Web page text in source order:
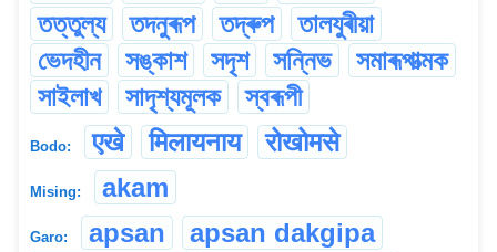
তত্তুল্য
তদনুৰূপ তদ্ৰুপ
তালযুৰীয়া
ভেদহীন
সঙ্কাশ সদৃশ সন্নিভ
সমাৰূপাত্মক
সাইলাখ
সাদৃশ্যমূলক স্বৰূপী
Bodo: एखे मिलायनाय रोखोमसे
Mising: akam
Garo: apsan
apsan dakgipa